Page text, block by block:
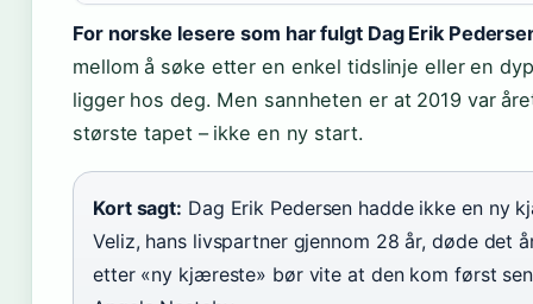
For norske lesere som har fulgt Dag Erik
mellom å søke etter en enkel tidslinje eller en
ligger hos deg. Men sannheten er at 2019 var
største tapet – ikke en ny start.
Kort sagt: Dag Erik Pedersen hadde ikke en ny
Veliz, hans livspartner gjennom 28 år, døde det
etter «ny kjæreste» bør vite at den kom først